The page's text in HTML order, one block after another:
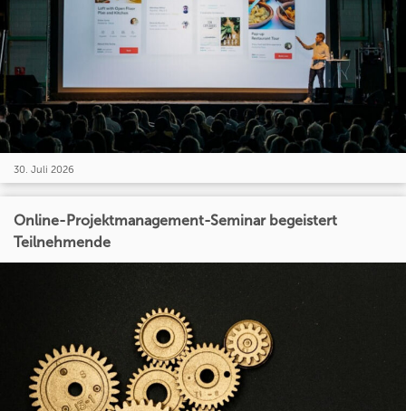
30. Juli 2026
Online-Projektmanagement-Seminar begeistert
Teilnehmende